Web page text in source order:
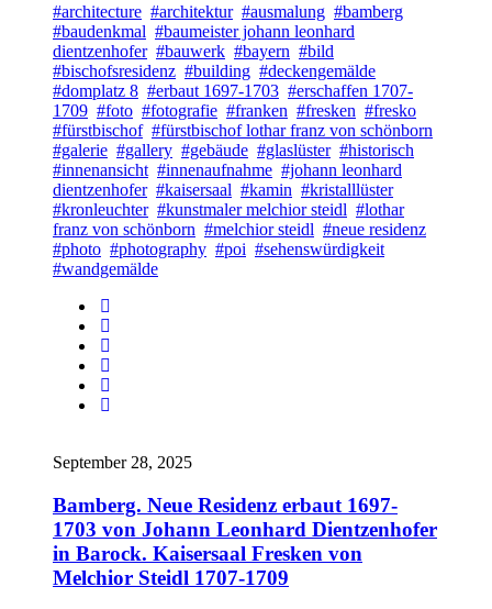
#architecture #architektur #ausmalung #bamberg
#baudenkmal #baumeister johann leonhard
dientzenhofer #bauwerk #bayern #bild
#bischofsresidenz #building #deckengemälde
#domplatz 8 #erbaut 1697-1703 #erschaffen 1707-
1709 #foto #fotografie #franken #fresken #fresko
#fürstbischof #fürstbischof lothar franz von schönborn
#galerie #gallery #gebäude #glaslüster #historisch
#innenansicht #innenaufnahme #johann leonhard
dientzenhofer #kaisersaal #kamin #kristalllüster
#kronleuchter #kunstmaler melchior steidl #lothar
franz von schönborn #melchior steidl #neue residenz
#photo #photography #poi #sehenswürdigkeit
#wandgemälde
September 28, 2025
Bamberg. Neue Residenz erbaut 1697-
1703 von Johann Leonhard Dientzenhofer
in Barock. Kaisersaal Fresken von
Melchior Steidl 1707-1709